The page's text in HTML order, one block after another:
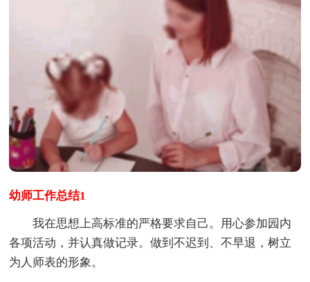
幼师工作总结1
我在思想上高标准的严格要求自己。用心参加园内
各项活动，并认真做记录。做到不迟到、不早退，树立
为人师表的形象。